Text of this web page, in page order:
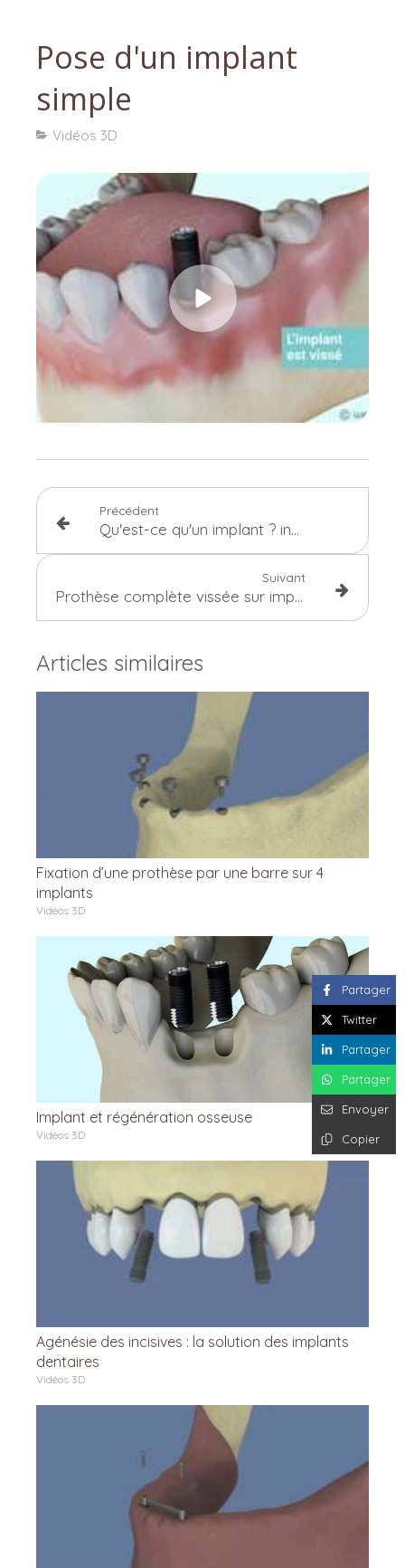
Pose d'un implant
simple
Vidéos 3D
Précédent
Qu'est-ce qu'un implant ? indications et contre-indications
Suivant
Prothèse complète vissée sur implant
Articles similaires
Fixation d’une prothèse par une barre sur 4
implants
Vidéos 3D
Implant et régénération osseuse
Vidéos 3D
Agénésie des incisives : la solution des implants
dentaires
Vidéos 3D
Partager
Twitter
Partager
Partager
Envoyer
Copier